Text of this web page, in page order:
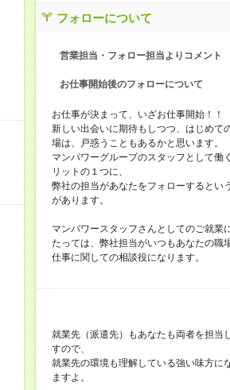
フォローについて
営業担当・フォロー担当よりコメント
お仕事開始後のフォローについて
お仕事が決まって、いざお仕事開始！！
新しい出会いに期待もしつつ、はじめて
場は、戸惑うこともあるかと思います。
マンパワーグループのスタッフとして働
リットの１つに、
弊社の担当があなたをフォローするとい
があります。
マンパワースタッフさんとしてのご就業
たっては、弊社担当がいつもあなたの職
仕事に関しての相談役になります。
就業先（派遣先）もあなたも両者を担当
すので、
就業先の環境も理解している強い味方に
ますよ。